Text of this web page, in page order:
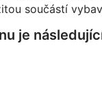
součástí
je